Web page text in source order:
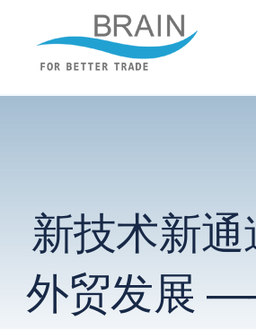
布瑞恩 – 企业建站
新技术新
外贸发展